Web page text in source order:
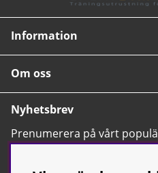
Information
Om oss
Nyhetsbrev
Prenumerera på vårt
tips, nyheter och våra allra